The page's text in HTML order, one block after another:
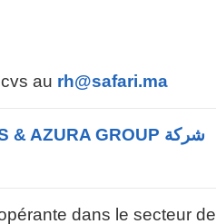
au rh@safari.ma
dans le secteur de